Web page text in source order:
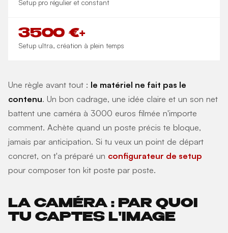
Setup pro régulier et constant
3500 €+
Setup ultra, création à plein temps
Une règle avant tout : le matériel ne fait pas le
contenu. Un bon cadrage, une idée claire et un son net
battent une caméra à 3000 euros filmée n'importe
comment. Achète quand un poste précis te bloque,
jamais par anticipation. Si tu veux un point de départ
concret, on t'a préparé un configurateur de setup
pour composer ton kit poste par poste.
LA CAMÉRA : PAR QUOI
TU CAPTES L'IMAGE